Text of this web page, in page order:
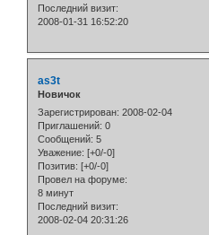
Последний визит:
2008-01-31 16:52:20
as3t
Новичок
Зарегистрирован: 2008-02-04
Приглашений: 0
Сообщений: 5
Уважение: [+0/-0]
Позитив: [+0/-0]
Провел на форуме:
8 минут
Последний визит:
2008-02-04 20:31:26